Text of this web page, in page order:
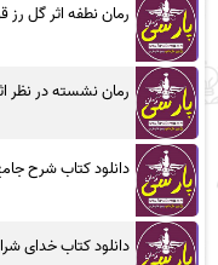
رمان نطفه اثر گل رز
رمان نشسته در نظر
دانلود کتاب شرح
دانلود کتاب خدای